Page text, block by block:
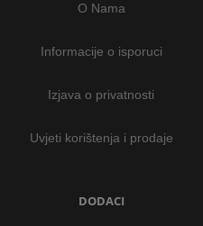
O Nama
Informacije o isporuci
Izjava o privatnosti
Uvjeti korištenja i prodaje
DODACI